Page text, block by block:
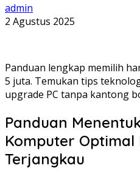
admin
2 Agustus 2025
Panduan lengkap memilih
5 juta. Temukan tips
upgrade PC tanpa kantong
Panduan
Komputer Optimal
Terjangkau